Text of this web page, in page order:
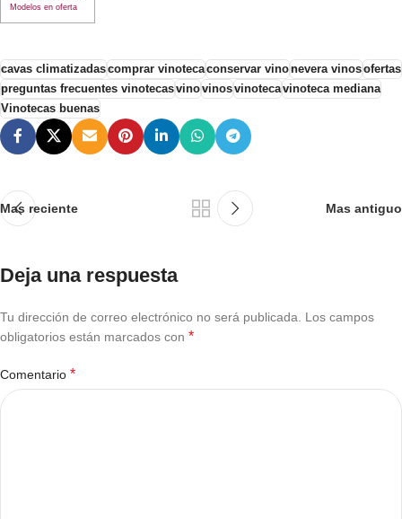
Modelos en oferta
cavas climatizadascomprar vinotecaconservar vinonevera vinosofertas
preguntas frecuentes vinotecasvinovinosvinotecavinoteca mediana
Vinotecas buenas
Mas reciente Mas antiguo
Deja una respuesta
Tu dirección de correo electrónico no será publicada.
Los campos
obligatorios están marcados con *
Comentario *